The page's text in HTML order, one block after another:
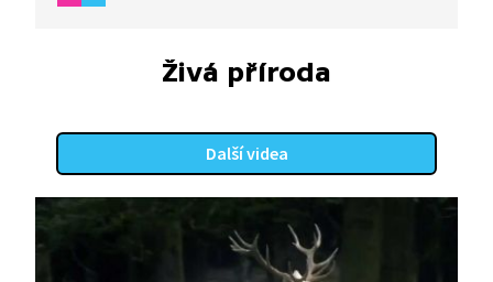
sbíráte, a neničit houby, které sebrat nechcete.
nesmíte, protože jsou chráněné?
Živá příroda
Další videa